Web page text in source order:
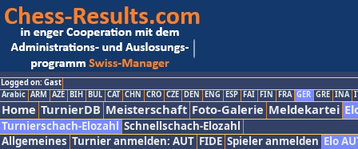
Logged on: Gast
Arabic ARM AZE BIH BUL CAT CHN CRO CZE DEN ENG ESP FAI FIN FRA GER GRE INA
Home TurnierDB Meisterschaft Foto-Galerie Meldekartei
Turnierschach-Elozahl Schnellschach-Elozahl
Allgemeines Turnier anmelden: AUT FIDE Spieler anmelden Elo